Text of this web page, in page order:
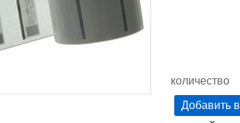
количество
Добавить